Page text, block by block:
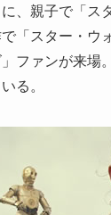
、親子で「ス
「スター・ウ
ファンが来場
る。